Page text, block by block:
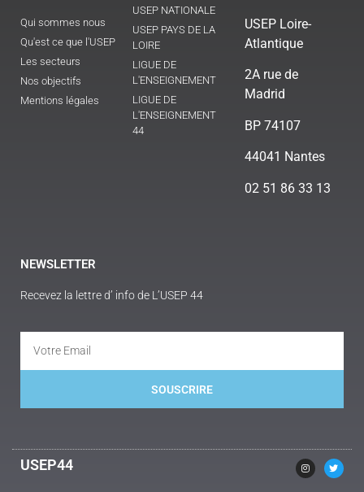
Qui sommes nous
Qu'est ce que l'USEP
Les secteurs
Nos objectifs
Mentions légales
USEP NATIONALE
USEP PAYS DE LA
LOIRE
LIGUE DE
L'ENSEIGNEMENT
LIGUE DE
L'ENSEIGNEMENT
44
USEP Loire-
Atlantique
2A rue de
Madrid
BP 74107
44041 Nantes
02 51 86 33 13
NEWSLETTER
Recevez la lettre d’ info de L’USEP 44
SOUSCRIRE
USEP44